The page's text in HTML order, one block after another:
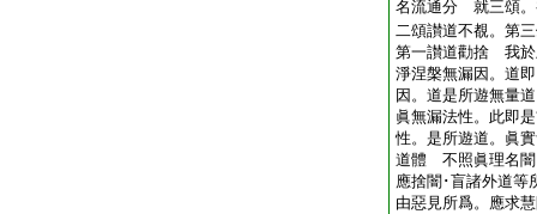
名流通分 就三頌。
二頌讃道不覩。第
第一讃道勸捨 我於
淨涅槃無漏因。道
因。道是所遊無量
眞無漏法性。此即
性。是所遊道。眞
道體 不照眞理名闇
應捨闇･盲諸外道
由惡見所爲。應求